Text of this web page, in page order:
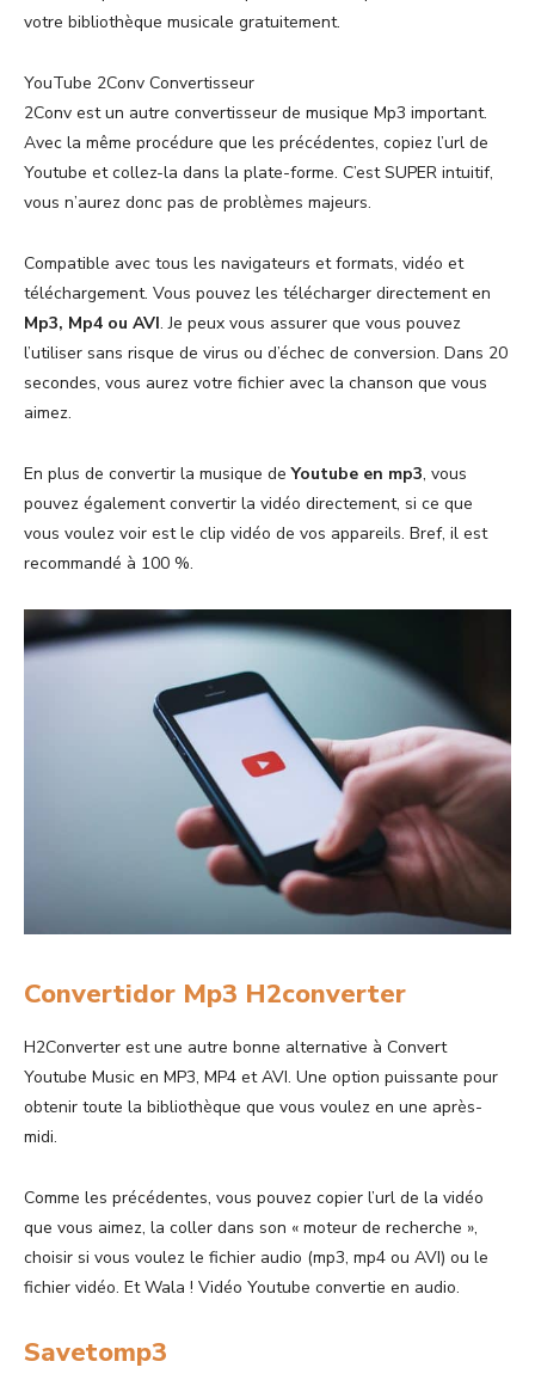
votre bibliothèque musicale gratuitement.
YouTube 2Conv Convertisseur
2Conv est un autre convertisseur de musique Mp3 important.
Avec la même procédure que les précédentes, copiez l’url de
Youtube et collez-la dans la plate-forme. C’est SUPER intuitif,
vous n’aurez donc pas de problèmes majeurs.
Compatible avec tous les navigateurs et formats, vidéo et
téléchargement. Vous pouvez les télécharger directement en
Mp3, Mp4 ou AVI. Je peux vous assurer que vous pouvez
l’utiliser sans risque de virus ou d’échec de conversion. Dans 20
secondes, vous aurez votre fichier avec la chanson que vous
aimez.
En plus de convertir la musique deYoutube en mp3, vous
pouvez également convertir la vidéo directement, si ce que
vous voulez voir est le clip vidéo de vos appareils. Bref, il est
recommandé à 100 %.
Convertidor Mp3 H2converter
H2Converter est une autre bonne alternative à Convert
Youtube Music en MP3, MP4 et AVI. Une option puissante pour
obtenir toute la bibliothèque que vous voulez en une après-
midi.
Comme les précédentes, vous pouvez copier l’url de la vidéo
que vous aimez, la coller dans son « moteur de recherche »,
choisir si vous voulez le fichier audio (mp3, mp4 ou AVI) ou le
fichier vidéo. Et Wala ! Vidéo Youtube convertie en audio.
Savetomp3